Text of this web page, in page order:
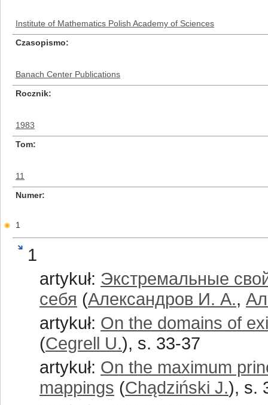
Institute of Mathematics Polish Academy of Sciences
Czasopismo
Banach Center Publications
Rocznik
1983
Tom
11
Numer
1
1
artykuł: Экстремальные
себя (Александров И. А.,
artykuł: On the domains of
(Cegrell U.), s. 33-37
artykuł: On the maximum
mappings (Chądziński J.), s.